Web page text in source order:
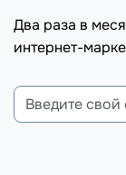
Два раза в
интернет-